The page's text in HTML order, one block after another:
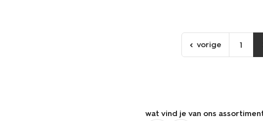
ga
naar
vorige 1
wat vind je van ons